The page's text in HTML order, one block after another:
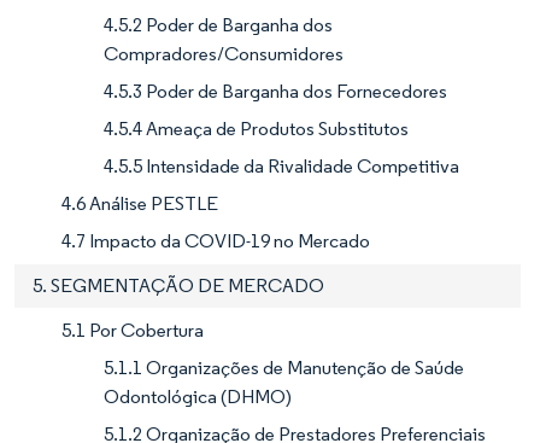
4.5.2 Poder de Barganha dos
Compradores/Consumidores
4.5.3 Poder de Barganha dos Fornecedores
4.5.4 Ameaça de Produtos Substitutos
4.5.5 Intensidade da Rivalidade Competitiva
4.6 Análise PESTLE
4.7 Impacto da COVID-19 no Mercado
5. SEGMENTAÇÃO DE MERCADO
5.1 Por Cobertura
5.1.1 Organizações de Manutenção de Saúde
Odontológica (DHMO)
5.1.2 Organização de Prestadores Preferenciais